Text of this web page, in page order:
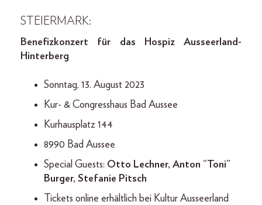
STEIERMARK:
Benefizkonzert für das Hospiz Ausseerland-
Hinterberg
Sonntag, 13. August 2023
Kur- & Congresshaus Bad Aussee
Kurhausplatz 144
8990 Bad Aussee
Special Guests: Otto Lechner, Anton “Toni”
Burger, Stefanie Pitsch
Tickets online erhältlich bei Kultur Ausseerland